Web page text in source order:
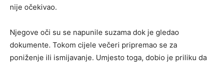
nije očekivao.
Njegove oči su se napunile suzama dok je gledao
dokumente. Tokom cijele večeri pripremao se za
poniženje ili ismijavanje. Umjesto toga, dobio je priliku da